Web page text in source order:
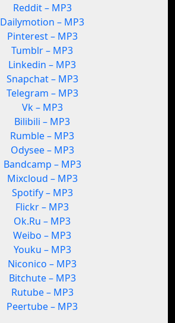
Reddit – MP3
Dailymotion – MP3
Pinterest – MP3
Tumblr – MP3
Linkedin – MP3
Snapchat – MP3
Telegram – MP3
Vk – MP3
Bilibili – MP3
Rumble – MP3
Odysee – MP3
Bandcamp – MP3
Mixcloud – MP3
Spotify – MP3
Flickr – MP3
Ok.Ru – MP3
Weibo – MP3
Youku – MP3
Niconico – MP3
Bitchute – MP3
Rutube – MP3
Peertube – MP3